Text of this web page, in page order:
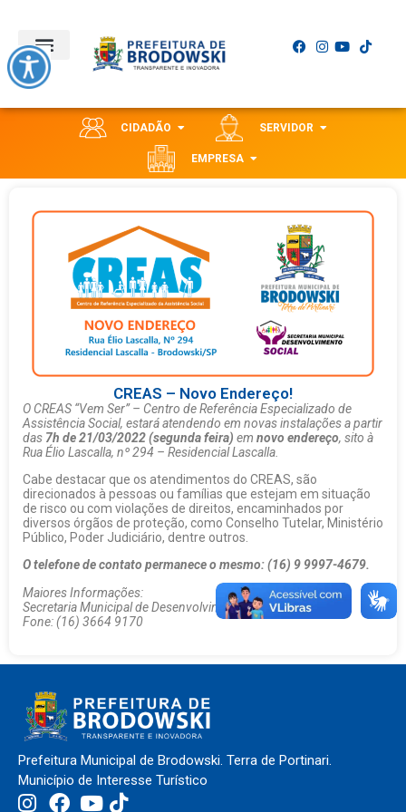
CIDADÃO SERVIDOR
EMPRESA
CREAS – Novo Endereço!
O CREAS “Vem Ser” – Centro de Referência Especializado de
Assistência Social, estará atendendo em novas instalações a partir
das 7h de 21/03/2022 (segunda feira) em novo endereço, sito à
Rua Élio Lascalla, nº 294 – Residencial Lascalla.
Cabe destacar que os atendimentos do CREAS, são
direcionados à pessoas ou famílias que estejam em situação
de risco ou com violações de direitos, encaminhados por
diversos órgãos de proteção, como Conselho Tutelar, Ministério
Público, Poder Judiciário, dentre outros.
O telefone de contato permanece o mesmo: (16) 9 9997-4679.
Maiores Informações:
Secretaria Municipal de Desenvolvimento Social
Fone: (16) 3664 9170
Prefeitura Municipal de Brodowski. Terra de Portinari.
Município de Interesse Turístico